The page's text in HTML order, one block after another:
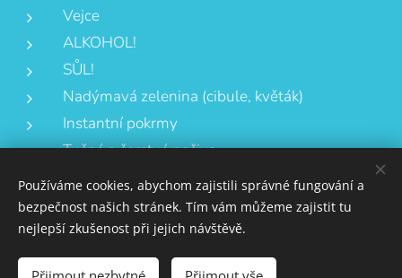
Vejce
ALKOHOL!
SŮL!
Nadýmavá zelenina (cibule, květák)
Instantní pokrmy
Tučné a čerstvé pečivo
Tučné ryby (losos, makrela)
Sladkosti
Používáme cookies, abychom zajistili správné fungování a
bezpečnost našich stránek. Tím vám můžeme zajistit tu
nejlepší zkušenost při jejich návštěvě.